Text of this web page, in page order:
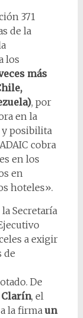
371
de la
los
más
, por
en la
posibilita
cobra
en los
en
hoteles».
Secretaría
a exigir
de
De
Clarín, el
la firma un